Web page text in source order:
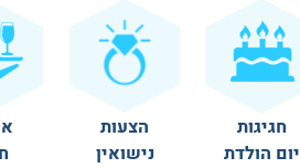
חגיגות
יום הולדת
הצעות
נישואין